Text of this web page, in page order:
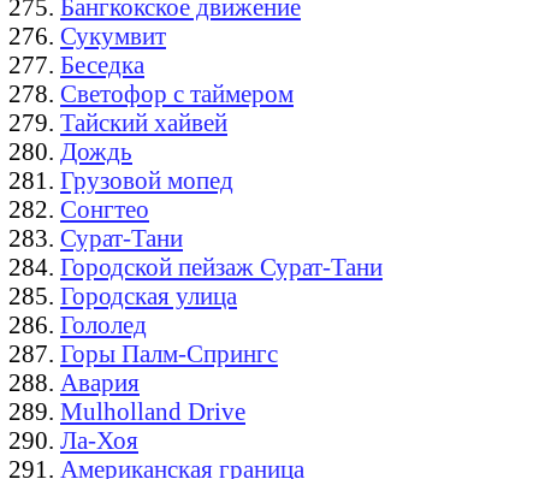
Бангкокское движение
Сукумвит
Беседка
Светофор с таймером
Тайский хайвей
Дождь
Грузовой мопед
Сонгтео
Сурат-Тани
Городской пейзаж Сурат-Тани
Городская улица
Гололед
Горы Палм-Спрингс
Авария
Mulholland Drive
Ла-Хоя
Американская граница